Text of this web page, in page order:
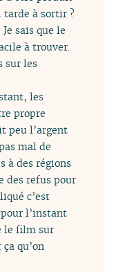
tarde à sortir ?
sais que le
à trouver.
sur les
les
propre
peu l’argent
mal de
à des régions
des refus pour
c’est
l’instant
le film sur
qu’on